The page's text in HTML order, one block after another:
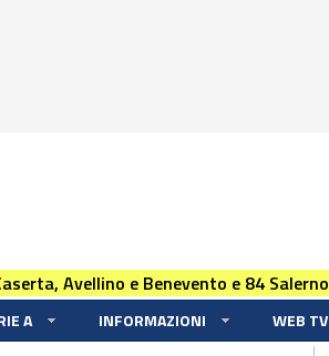
Avellino e Benevento e 84 Salerno
A INFORMAZIONI WEB TV